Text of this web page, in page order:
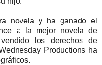
novela y ha ganado el
a la mejor novela de
los derechos de
Productions ha